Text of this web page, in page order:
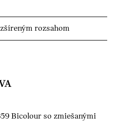
rozsahom
Bicolour so zmiešanými